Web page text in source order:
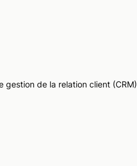
gestion de la relation client (CRM)